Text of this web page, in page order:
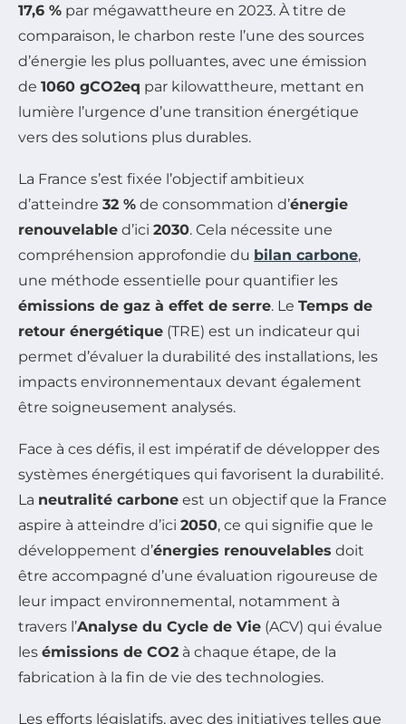
17,6 % par mégawattheure en 2023. À titre de
comparaison, le charbon reste l’une des sources
d’énergie les plus polluantes, avec une émission
de 1060 gCO2eq par kilowattheure, mettant en
lumière l’urgence d’une transition énergétique
vers des solutions plus durables.
La France s’est fixée l’objectif ambitieux
d’atteindre 32 % de consommation d’énergie
renouvelable d’ici 2030. Cela nécessite une
compréhension approfondie du bilan carbone,
une méthode essentielle pour quantifier les
émissions de gaz à effet de serre. Le Temps de
retour énergétique (TRE) est un indicateur qui
permet d’évaluer la durabilité des installations, les
impacts environnementaux devant également
être soigneusement analysés.
Face à ces défis, il est impératif de développer des
systèmes énergétiques qui favorisent la durabilité.
La neutralité carbone est un objectif que la France
aspire à atteindre d’ici 2050, ce qui signifie que le
développement d’énergies renouvelables doit
être accompagné d’une évaluation rigoureuse de
leur impact environnemental, notamment à
travers l’Analyse du Cycle de Vie (ACV) qui évalue
les émissions de CO2 à chaque étape, de la
fabrication à la fin de vie des technologies.
Les efforts législatifs, avec des initiatives telles que